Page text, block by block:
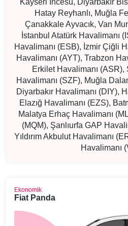
Hatay Reyhanlı, Muğla
Çanakkale Ayvacık, Van
İstanbul Atatürk Havalimanı
Havalimanı (ESB), İzmir Çiğli
Havalimanı (AYT), Trabzon
Erkilet Havalimanı
Havalimanı (SZF), Muğla
Diyarbakır Havalimanı (DIY),
Elazığ Havalimanı (EZS),
Malatya Erhaç Havalimanı
(MQM), Şanlıurfa GAP
Yıldırım Akbulut Havalimanı
Havalimanı
Ekonomik
Fiat Panda